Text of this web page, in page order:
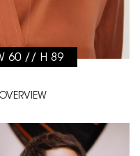
60 // H 89
OVERVIEW